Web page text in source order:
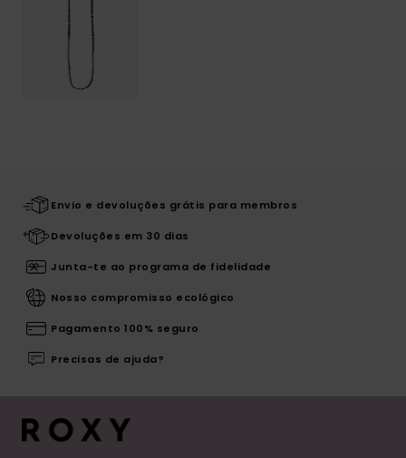
Envio e devoluções grátis para membros
Devoluções em 30 dias
Junta-te ao programa de fidelidade
Nosso compromisso ecológico
Pagamento 100% seguro
Precisas de ajuda?